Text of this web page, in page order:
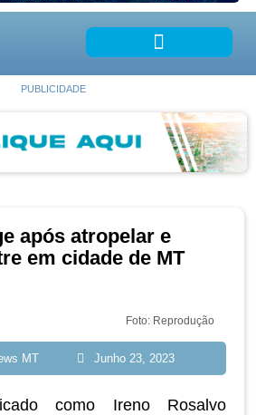
PUBLICIDADE
após atropelar e
em cidade de MT
Foto: Reprodução
MT Junho 23, 2023
como Ireno Rosalvo